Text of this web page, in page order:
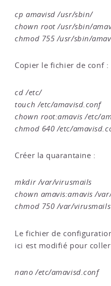
cp amavisd /usr/sbin/
chown root /usr/sbin/
chmod 755 /usr/sbin/
Copier le fichier de conf :
cd /etc/
touch /etc/amavisd.conf
chown root:amavis /etc/
chmod 640 /etc/
Créer la quarantaine :
mkdir /var/virusmails
chown amavis:amavis /
chmod 750 /var/virusmails
Le fichier de
ici est modifié pour
nano /etc/amavisd.conf